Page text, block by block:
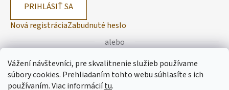
Vážení návštevníci, pre skvalitnenie služieb používame
súbory cookies. Prehliadaním tohto webu súhlasíte s ich
používaním.Viac informáciítu.
PRIHLÁSIŤ SA
Nová registráciaZabudnuté heslo
alebo
Prihlásiť sa cez Facebook